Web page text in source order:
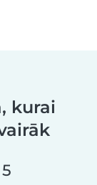
kurai